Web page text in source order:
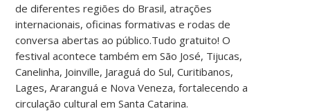
de diferentes regiões do Brasil, atrações
internacionais, oficinas formativas e rodas de
conversa abertas ao público.Tudo gratuito! O
festival acontece também em São José, Tijucas,
Canelinha, Joinville, Jaraguá do Sul, Curitibanos,
Lages, Araranguá e Nova Veneza, fortalecendo a
circulação cultural em Santa Catarina.